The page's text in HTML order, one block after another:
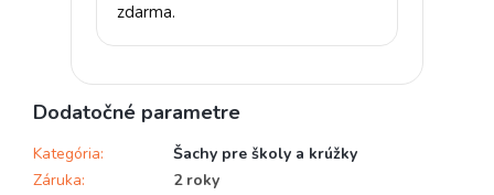
zdarma.
Dodatočné parametre
Kategória:
Šachy pre školy a krúžky
Záruka:
2 roky